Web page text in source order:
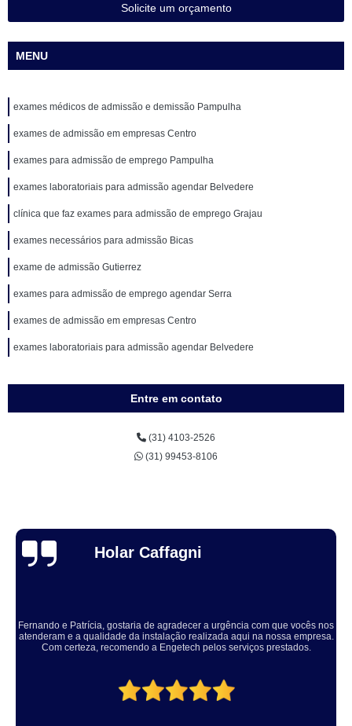
Solicite um orçamento
MENU
exames médicos de admissão e demissão Pampulha
exames de admissão em empresas Centro
exames para admissão de emprego Pampulha
exames laboratoriais para admissão agendar Belvedere
clínica que faz exames para admissão de emprego Grajau
exames necessários para admissão Bicas
exame de admissão Gutierrez
exames para admissão de emprego agendar Serra
exames de admissão em empresas Centro
exames laboratoriais para admissão agendar Belvedere
Entre em contato
(31) 4103-2526
(31) 99453-8106
Thuane Maiara
Solucionaram o problema muito rápido, equipe educada e atenciosa. Vale
a pena, meu equipamento ficou ótimo.